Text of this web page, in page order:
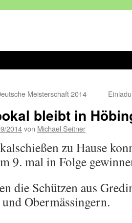
Meisterschaft 2014
bleibt in
2014von Michael Seitner
zu Hause
9. mal in Folge
die Schützen aus
Obermässingern.